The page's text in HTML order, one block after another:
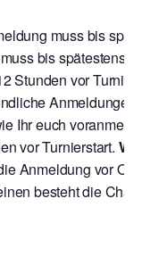
muss bis
bis spätestens
Stunden vor
Anmeldungen
Ihr euch
vor Turnierstart.
Anmeldung vor
besteht die